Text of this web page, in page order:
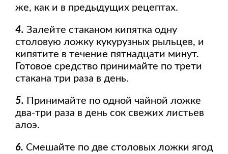
же, как и в предыдущих рецептах.
4. Залейте стаканом кипятка одну
столовую ложку кукурузных рыльцев, и
кипятите в течение пятнадцати минут.
Готовое средство принимайте по трети
стакана три раза в день.
5. Принимайте по одной чайной ложке
два-три раза в день сок свежих листьев
алоэ.
6. Смешайте по две столовых ложки ягод